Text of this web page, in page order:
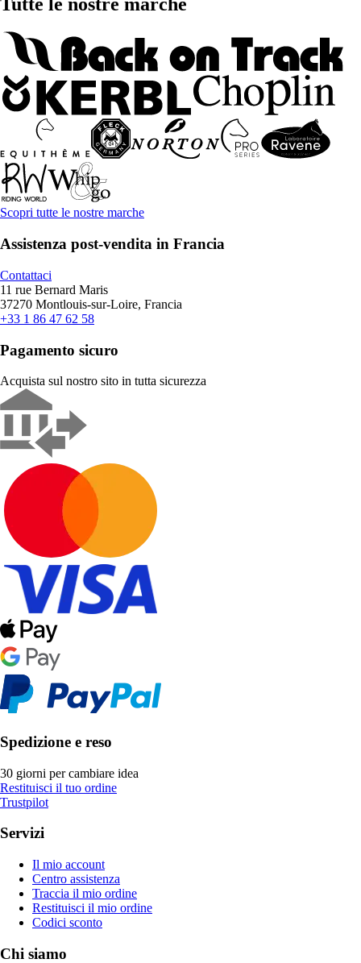
Tutte le nostre marche
Scopri tutte le nostre marche
Assistenza post-vendita in Francia
Contattaci
11 rue Bernard Maris
37270 Montlouis-sur-Loire, Francia
+33 1 86 47 62 58
Pagamento sicuro
Acquista sul nostro sito in tutta sicurezza
Spedizione e reso
30 giorni per cambiare idea
Restituisci il tuo ordine
Trustpilot
Servizi
Il mio account
Centro assistenza
Traccia il mio ordine
Restituisci il mio ordine
Codici sconto
Chi siamo